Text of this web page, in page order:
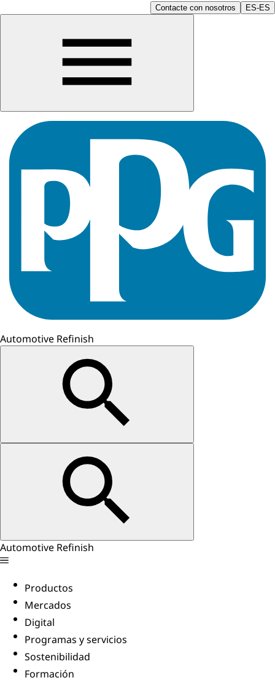
Contacte con nosotros ES-ES
Automotive Refinish
Automotive Refinish
Productos
Mercados
Digital
Programas y servicios
Sostenibilidad
Formación